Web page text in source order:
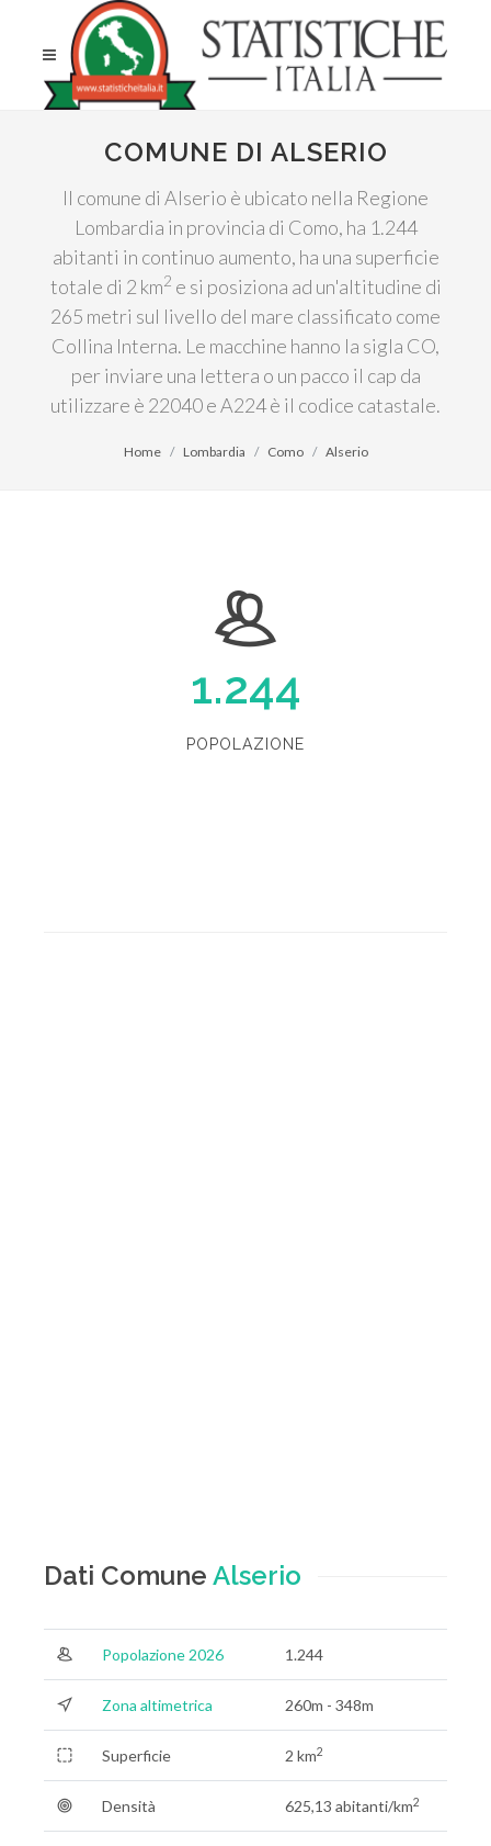
COMUNE DI ALSERIO
Il comune di Alserio è ubicato nella Regione
Lombardia in provincia di Como, ha 1.244
abitanti in continuo aumento, ha una superficie
totale di 2 km2 e si posiziona ad un'altitudine di
265 metri sul livello del mare classificato come
Collina Interna. Le macchine hanno la sigla CO,
per inviare una lettera o un pacco il cap da
utilizzare è 22040 e A224 è il codice catastale.
Home Lombardia Como Alserio
1.244
POPOLAZIONE
Dati Comune Alserio
Popolazione 2026 1.244
Zona altimetrica 260m - 348m
Superficie 2 km2
Densità 625,13 abitanti/km2